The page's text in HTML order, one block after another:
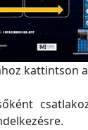
kattintson